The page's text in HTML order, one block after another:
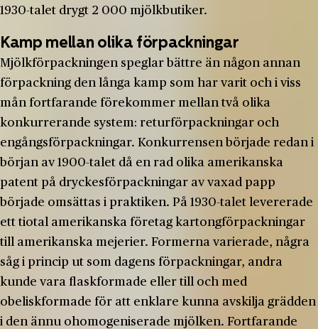
1930-talet drygt 2 000 mjölkbutiker.
Kamp mellan olika förpackningar
Mjölkförpackningen speglar bättre än någon annan
förpackning den långa kamp som har varit och i viss
mån fortfarande förekommer mellan två olika
konkurrerande system: returförpackningar och
engångsförpackningar. Konkurrensen började redan i
början av 1900-talet då en rad olika amerikanska
patent på dryckesförpackningar av vaxad papp
började omsättas i praktiken. På 1930-talet levererade
ett tiotal amerikanska företag kartongförpackningar
till amerikanska mejerier. Formerna varierade, några
såg i princip ut som dagens förpackningar, andra
kunde vara flaskformade eller till och med
obeliskformade för att enklare kunna avskilja grädden
i den ännu ohomogeniserade mjölken. Fortfarande